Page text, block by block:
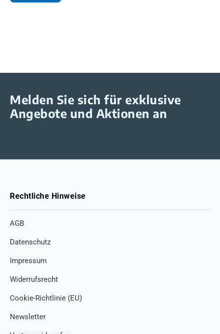
Melden Sie sich für exklusive
Angebote und Aktionen an
Rechtliche Hinweise
AGB
Datenschutz
Impressum
Widerrufsrecht
Cookie-Richtlinie (EU)
Newsletter